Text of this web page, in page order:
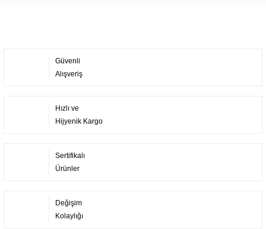
Güvenli
Alışveriş
Hızlı ve
Hijyenik Kargo
Sertifikalı
Ürünler
Değişim
Kolaylığı